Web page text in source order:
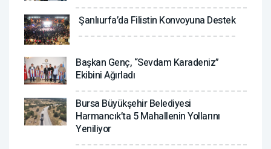
Şanlıurfa’da Filistin Konvoyuna Destek
Başkan Genç, “Sevdam Karadeniz”
Ekibini Ağırladı
Bursa Büyükşehir Belediyesi
Harmancık’ta 5 Mahallenin Yollarını
Yeniliyor